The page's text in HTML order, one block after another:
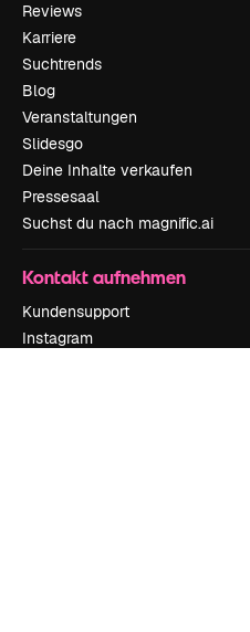
Reviews
Karriere
Suchtrends
Blog
Veranstaltungen
Slidesgo
Deine Inhalte verkaufen
Pressesaal
Suchst du nach magnific.ai
Kontakt aufnehmen
Kundensupport
Instagram